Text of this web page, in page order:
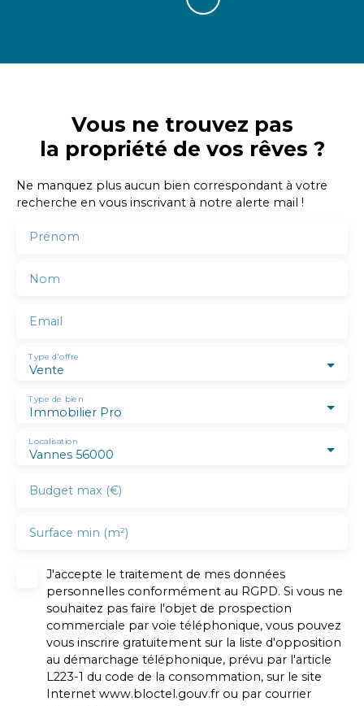
Vous ne trouvez pas
la propriété de vos rêves ?
Ne manquez plus aucun bien correspondant à votre
recherche en vous inscrivant à notre alerte mail !
Prénom
Nom
Email
Vente
Type d'offre
Immobilier Pro
Type de bien
Vannes 56000
Localisation
Budget max (€)
Surface min (m²)
J'accepte le traitement de mes données
personnelles conformément au RGPD. Si vous ne
souhaitez pas faire l'objet de prospection
commerciale par voie téléphonique, vous pouvez
vous inscrire gratuitement sur la liste d'opposition
au démarchage téléphonique, prévu par l'article
L223-1 du code de la consommation, sur le site
Internet www.bloctel.gouv.fr ou par courrier